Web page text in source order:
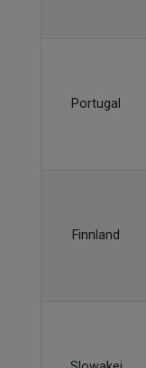
Portugal
Finnland